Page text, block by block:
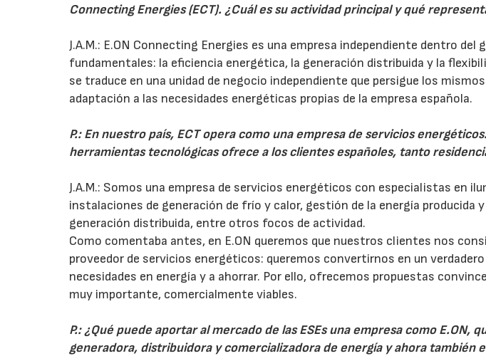
Connecting Energies (ECT). ¿Cuál es su actividad principal y qué
J.A.M.: E.ON Connecting Energies es una empresa independiente dentro del
fundamentales: la eficiencia energética, la generación distribuida y la
se traduce en una unidad de negocio independiente que persigue los
adaptación a las necesidades energéticas propias de la empresa española.
P.: En nuestro país, ECT opera como una empresa de servicios
herramientas tecnológicas ofrece a los clientes españoles, tanto
J.A.M.: Somos una empresa de servicios energéticos con especialistas en
instalaciones de generación de frío y calor, gestión de la energía producida
generación distribuida, entre otros focos de actividad.
Como comentaba antes, en E.ON queremos que nuestros clientes nos
proveedor de servicios energéticos: queremos convertirnos en un
necesidades en energía y a ahorrar. Por ello, ofrecemos propuestas
muy importante, comercialmente viables.
P.: ¿Qué puede aportar al mercado de las ESEs una empresa como E.ON,
generadora, distribuidora y comercializadora de energía y ahora también